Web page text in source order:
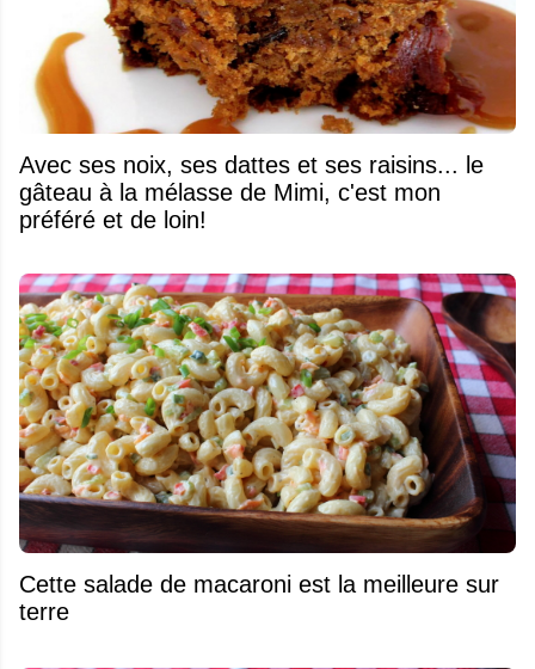
Avec ses noix, ses dattes et ses raisins... le
gâteau à la mélasse de Mimi, c'est mon
préféré et de loin!
Cette salade de macaroni est la meilleure sur
terre